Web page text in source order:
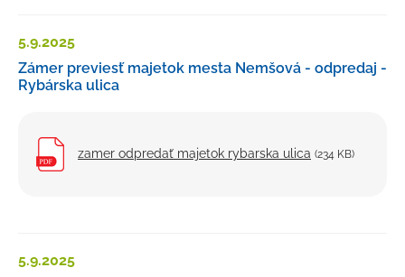
5.9.2025
Zámer previesť majetok mesta Nemšová - odpredaj -
Rybárska ulica
zamer odpredať majetok rybarska ulica (234 KB)
5.9.2025